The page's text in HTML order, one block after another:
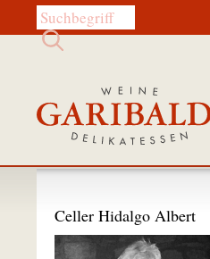
Diese Website durchsuchen:
Celler Hidalgo Albert